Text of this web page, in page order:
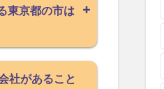
東京都の市は
社があること